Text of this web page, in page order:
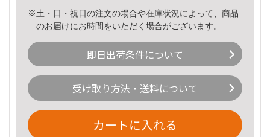
※土・日・祝日の注文の場合や在庫状況によって、商品
のお届けにお時間をいただく場合がございます。
即日出荷条件について
受け取り方法・送料について
カートに入れる